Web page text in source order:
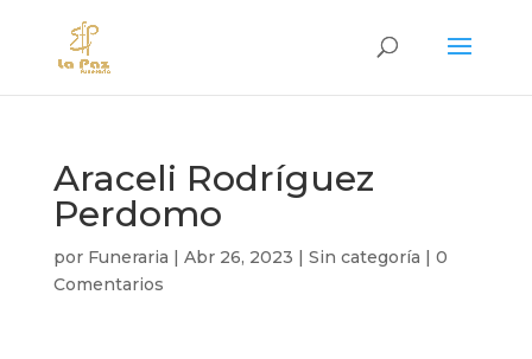
Araceli Rodríguez
Perdomo
por Funeraria | Abr 26, 2023 | Sin categoría | 0
Comentarios